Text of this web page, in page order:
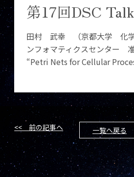
第17回DSC Talk
田村 武幸 （京都大学 化学
ンフォマティクスセンター 准
“Petri Nets for Cellular
<< 前の記事へ 一覧へ戻る